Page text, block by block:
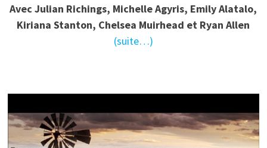
Avec Julian Richings, Michelle Agyris, Emily Alatalo,
Kiriana Stanton, Chelsea Muirhead et Ryan Allen
(suite…)